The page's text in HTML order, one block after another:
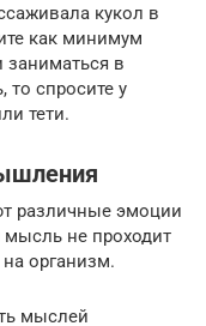
кукол в
как минимум
в
то спросите у
тети.
различные эмоции
мысль не проходит
организм.
мыслей